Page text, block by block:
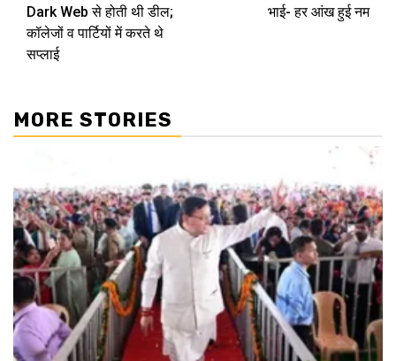
Dark Web से होती थी डील;
कॉलेजों व पार्टियों में करते थे
सप्‍लाई
भाई- हर आंख हुई नम
MORE STORIES